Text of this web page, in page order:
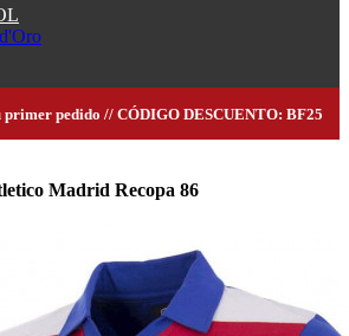
primer pedido // CÓDIGO DESCUENTO: BF25
Madrid Recopa 86